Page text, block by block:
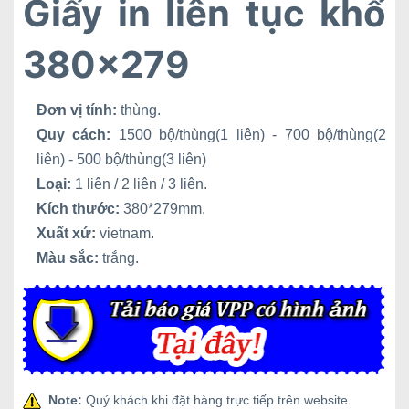
Giấy in liên tục khổ
380x279
Đơn vị tính: thùng.
Quy cách:
1500 bộ/thùng(1 liên) - 700 bộ/thùng(2
liên) - 500 bộ/thùng(3 liên)
Loại: 1 liên / 2 liên / 3 liên.
Kích thước: 380*279mm.
Xuất xứ: vietnam.
Màu sắc: trắng.
Note: Quý khách khi đặt hàng trực tiếp trên website